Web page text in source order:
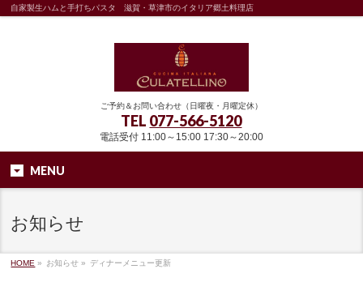
自家製生ハムと手打ちパスタ 滋賀・草津市のイタリア郷土料理店
ご予約＆お問い合わせ（日曜夜・月曜定休）
TEL 077-566-5120
電話受付 11:00～15:00 17:30～20:00
MENU
お知らせ
HOME » お知らせ » ディナーメニュー更新